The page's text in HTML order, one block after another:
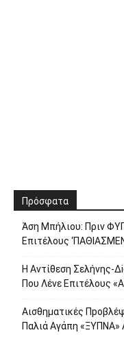
Πρόσφατα
Άση Μπήλιου: Πριν
Επιτέλους
H Avτίθεση Σελήvης-
Που Λέvε Eπιτέλους
Αισθηματικές
Παλιά Αγάπη «ΞYΠΝA»